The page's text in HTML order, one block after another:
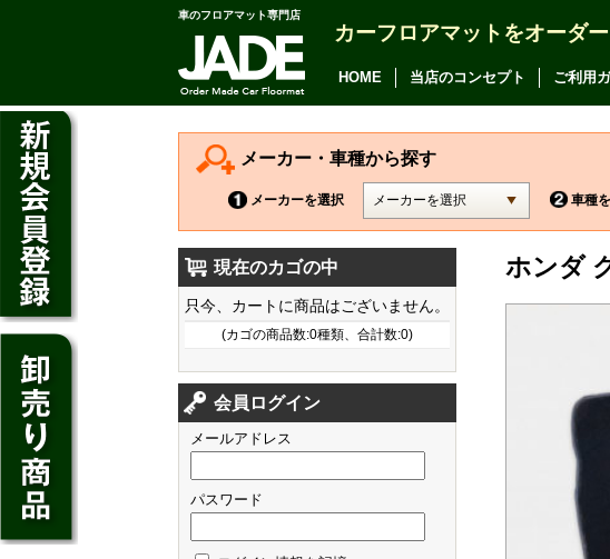
車のフロアマット専門店
カーフロアマットをオーダ
HOME 当店のコンセプト ご利用
メーカー・車種から探す
メーカーを選択 車種
ホンダ
現在のカゴの中
只今、カートに商品はございません。
(カゴの商品数:0種類、合計数:0)
会員ログイン
メールアドレス
パスワード
CT200h
HS250h
GS
GS F
アルファード
ヴェルファイア
カムリ
カローラ アクシオ
プレミオ
プリウス
SAI
クラウン アスリート
クラウン マジェスタ
クラウン ロイヤル
アベンシス
カローラ フィールダー
デイズ
デイズ ルークス
ジューク
ノート
キューブ
フィット
シャトル
ジェイド
フリード
フレア
フレアワゴン